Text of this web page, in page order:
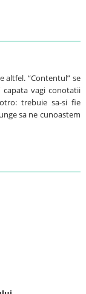
altfel. “Contentul” se
capata vagi conotatii
trebuie sa-si fie
sa ne cunoastem